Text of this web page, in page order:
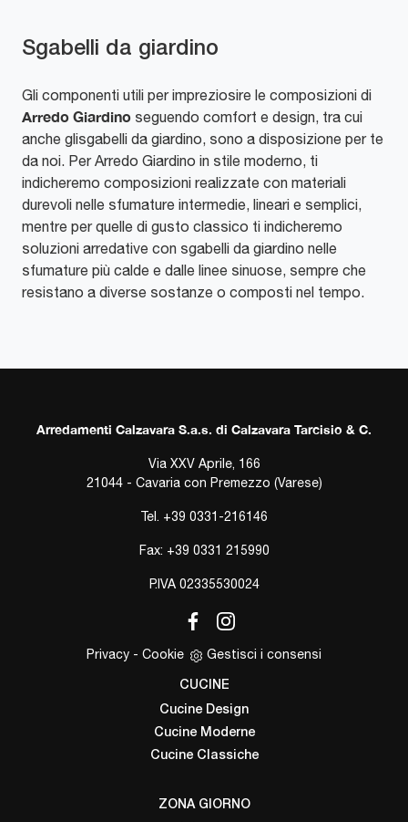
Sgabelli da giardino
Gli componenti utili per impreziosire le composizioni di
Arredo Giardino seguendo comfort e design, tra cui
anche glisgabelli da giardino, sono a disposizione per te
da noi. Per Arredo Giardino in stile moderno, ti
indicheremo composizioni realizzate con materiali
durevoli nelle sfumature intermedie, lineari e semplici,
mentre per quelle di gusto classico ti indicheremo
soluzioni arredative con sgabelli da giardino nelle
sfumature più calde e dalle linee sinuose, sempre che
resistano a diverse sostanze o composti nel tempo.
Arredamenti Calzavara S.a.s. di Calzavara Tarcisio & C.
Via XXV Aprile, 166
21044 - Cavaria con Premezzo (Varese)
Tel. +39 0331-216146
Fax: +39 0331 215990
P.IVA 02335530024
Privacy - Cookie Gestisci i consensi
CUCINE
Cucine Design
Cucine Moderne
Cucine Classiche
ZONA GIORNO